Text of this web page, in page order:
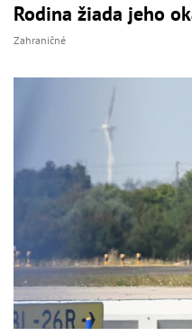
Rodina žiada jeho
Zahraničné